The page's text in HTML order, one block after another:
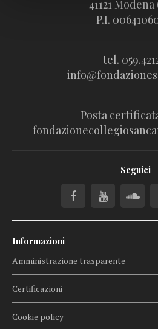
41121
P.I.
tel.
Posta
Seguici
Informazioni
Amministrazione trasparente
Certificazioni
Cookie policy